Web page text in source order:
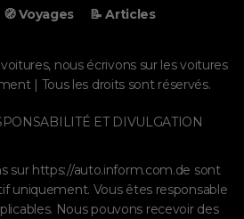
🧭 Voyages 📝 Articles
nous écrivons sur les voitures
| Tous les droits sont réservés.
ET DIVULGATION
sur https://auto.inform.com.de sont
uniquement. Vous êtes responsable
Nous pouvons recevoir des